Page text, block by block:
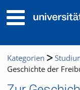
Kategorien
Geschichte der